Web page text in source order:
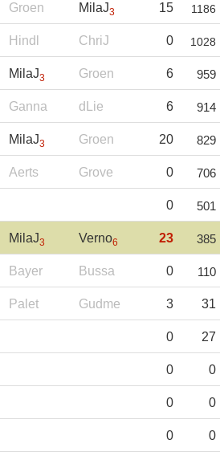
Groen MilaJ3 15 1186
Hindl ChriJ 0 1028
MilaJ3 Groen 6 959
Ganna dLie 6 914
MilaJ3 Groen 20 829
Aerts Grove 0 706
0 501
MilaJ3 Verno6 23 385
Bayer Bussa 0 110
Palet Gudme 3 31
0 27
0 0
0 0
0 0